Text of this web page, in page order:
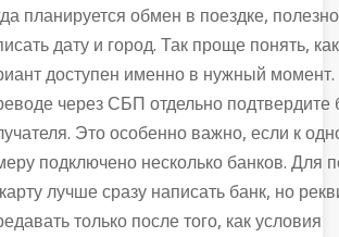
планируется обмен в поездке,
дату и город. Так проще понять,
доступен именно в нужный
через СБП отдельно подтвердите
Это особенно важно, если к
подключено несколько банков. Для
лучше сразу написать банк, но
только после того, как условия